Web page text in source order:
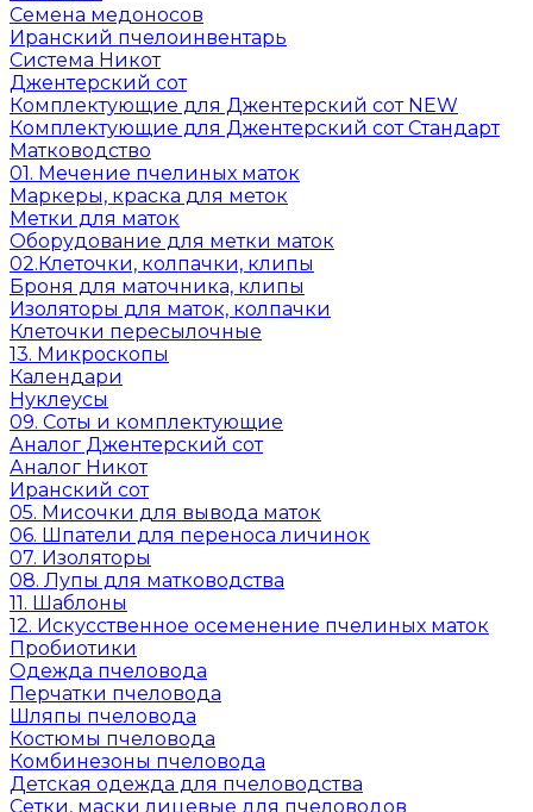
Семена медоносов
Иранский пчелоинвентарь
Система Никот
Джентерский сот
Комплектующие для Джентерский сот NEW
Комплектующие для Джентерский сот Стандарт
Матководство
01. Мечение пчелиных маток
Маркеры, краска для меток
Метки для маток
Оборудование для метки маток
02.Клеточки, колпачки, клипы
Броня для маточника, клипы
Изоляторы для маток, колпачки
Клеточки пересылочные
13. Микроскопы
Календари
Нуклеусы
09. Соты и комплектующие
Аналог Джентерский сот
Аналог Никот
Иранский сот
05. Мисочки для вывода маток
06. Шпатели для переноса личинок
07. Изоляторы
08. Лупы для матководства
11. Шаблоны
12. Искусственное осеменение пчелиных маток
Пробиотики
Одежда пчеловода
Перчатки пчеловода
Шляпы пчеловода
Костюмы пчеловода
Комбинезоны пчеловода
Детская одежда для пчеловодства
Сетки, маски лицевые для пчеловодов